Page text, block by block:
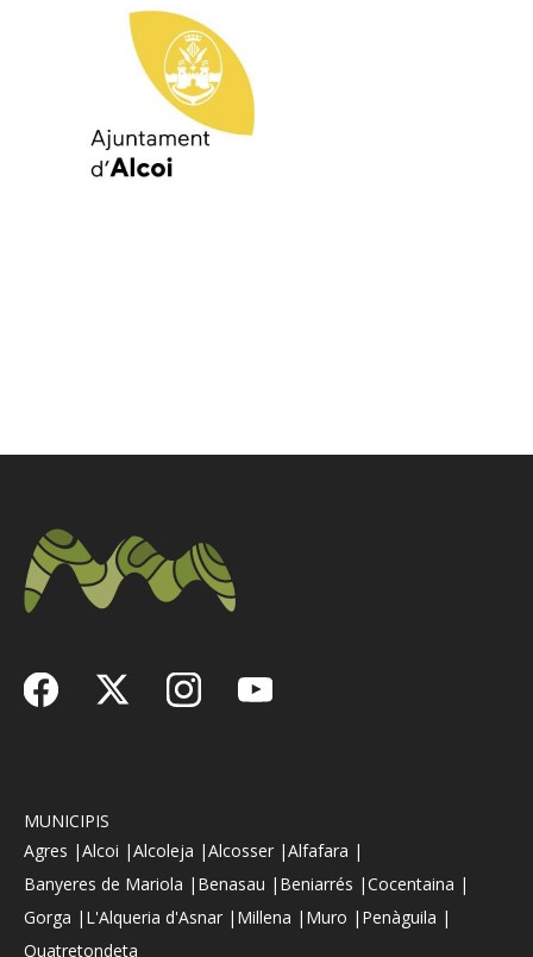
MUNICIPIS
Agres |Alcoi |Alcoleja |Alcosser |Alfafara |
Banyeres de Mariola | Benasau | Beniarrés |Cocentaina |
Gorga | L'Alqueria d'Asnar | Millena | Muro | Penàguila |
Quatretondeta